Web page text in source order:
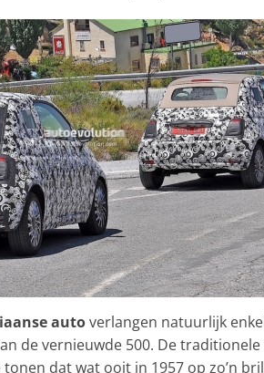
autoverlangen natuurlijk
de vernieuwde 500. De
dat wat ooit in 1957 op zo’n